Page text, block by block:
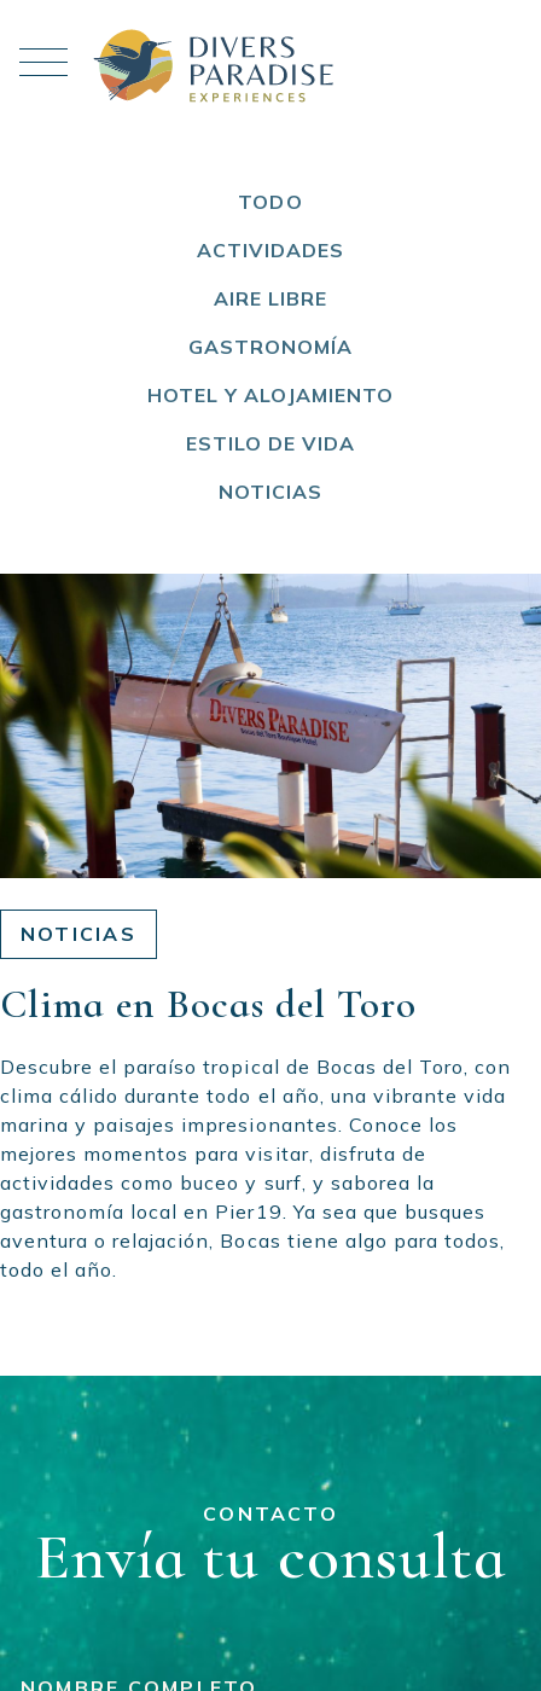
TODO
ACTIVIDADES
AIRE LIBRE
GASTRONOMÍA
HOTEL Y ALOJAMIENTO
ESTILO DE VIDA
NOTICIAS
NOTICIAS
Clima en Bocas del Toro
Descubre el paraíso tropical de Bocas del Toro, con
clima cálido durante todo el año, una vibrante vida
marina y paisajes impresionantes. Conoce los
mejores momentos para visitar, disfruta de
actividades como buceo y surf, y saborea la
gastronomía local en Pier19. Ya sea que busques
aventura o relajación, Bocas tiene algo para todos,
todo el año.
CONTACTO
Envía tu consulta